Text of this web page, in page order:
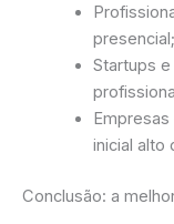
presencial;
Startups
inicial alto
Conclusão: a